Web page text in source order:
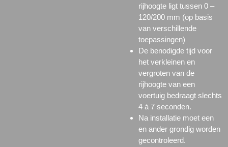
rijhoogte ligt tussen 0 –
120/200 mm (op basis
van verschillende
toepassingen)
De benodigde tijd voor
het verkleinen en
vergroten van de
rijhoogte van een
voertuig bedraagt slechts
4 à 7 seconden.
Na installatie moet een
en ander grondig worden
gecontroleerd.